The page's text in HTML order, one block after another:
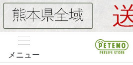
メニュー